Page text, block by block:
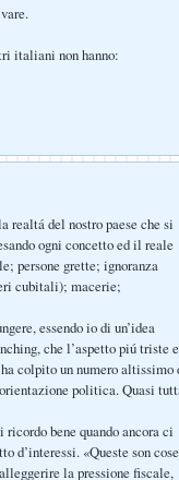
italiani non hanno:
realtá del nostro paese che si
ogni concetto ed il reale
persone grette; ignoranza
cubitali); macerie;
essendo io di un’idea
che l’aspetto piú triste e
colpito un numero altissimo
politica. Quasi
bene quando ancora ci
d’interessi. «Queste son cose
la pressione fiscale,